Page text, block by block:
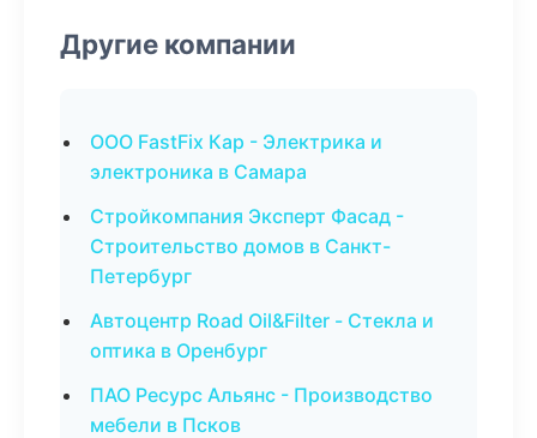
Другие компании
ООО FastFix Кар - Электрика и
электроника в Самара
Стройкомпания Эксперт Фасад -
Строительство домов в Санкт-
Петербург
Автоцентр Road Oil&Filter - Стекла и
оптика в Оренбург
ПАО Ресурс Альянс - Производство
мебели в Псков